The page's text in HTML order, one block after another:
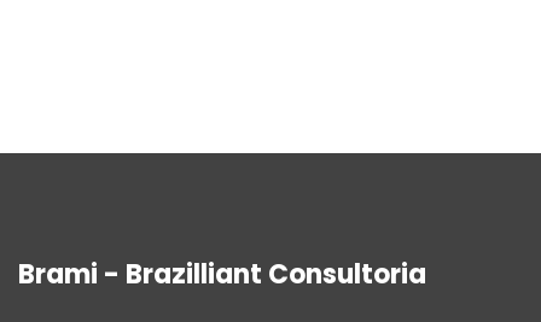
Brami - Brazilliant Consultoria